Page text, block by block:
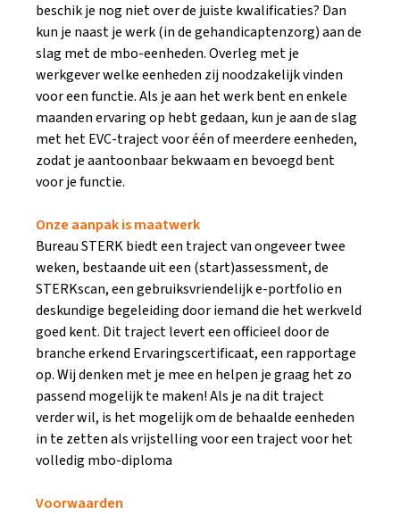
beschik je nog niet over de juiste kwalificaties? Dan
kun je naast je werk (in de gehandicaptenzorg) aan de
slag met de mbo-eenheden. Overleg met je
werkgever welke eenheden zij noodzakelijk vinden
voor een functie. Als je aan het werk bent en enkele
maanden ervaring op hebt gedaan, kun je aan de slag
met het EVC-traject voor één of meerdere eenheden,
zodat je aantoonbaar bekwaam en bevoegd bent
voor je functie.
Onze aanpak is maatwerk
Bureau STERK biedt een traject van ongeveer twee
weken, bestaande uit een (start)assessment, de
STERKscan, een gebruiksvriendelijk e-portfolio en
deskundige begeleiding door iemand die het werkveld
goed kent. Dit traject levert een officieel door de
branche erkend Ervaringscertificaat, een rapportage
op. Wij denken met je mee en helpen je graag het zo
passend mogelijk te maken! Als je na dit traject
verder wil, is het mogelijk om de behaalde eenheden
in te zetten als vrijstelling voor een traject voor het
volledig mbo-diploma
Voorwaarden